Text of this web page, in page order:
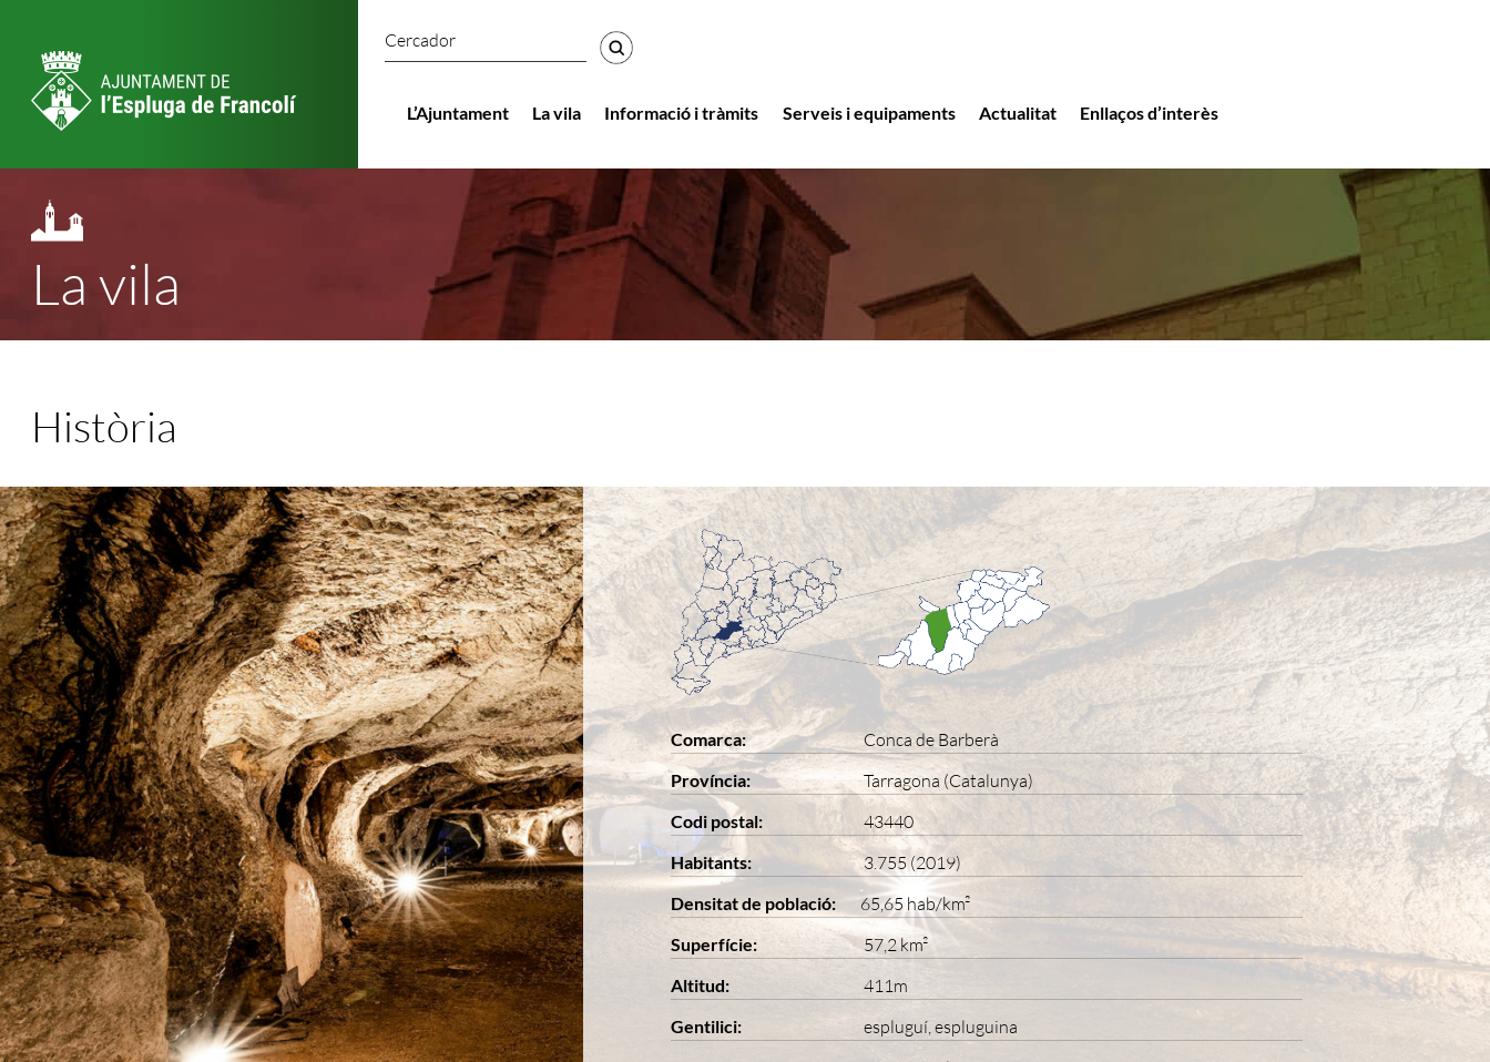
Cercador
L’Ajuntament La vila Informació i tràmits Serveis i equipaments Actualitat Enllaços d’interès
La vila
Història
Comarca: Conca de Barberà
Província: Tarragona (Catalunya)
Codi postal: 43440
Habitants: 3.755 (2019)
Densitat de població: 65,65 hab/km²
Superfície: 57,2 km²
Altitud: 411m
Gentilici: espluguí, espluguina